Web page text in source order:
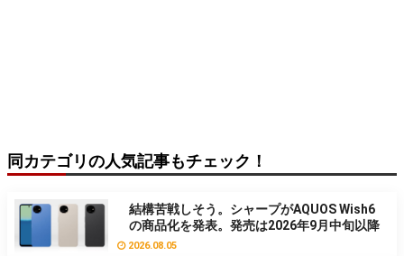
同カテゴリの人気記事もチェック！
結構苦戦しそう。シャープがAQUOS Wish6
の商品化を発表。発売は2026年9月中旬以降
2026.08.05